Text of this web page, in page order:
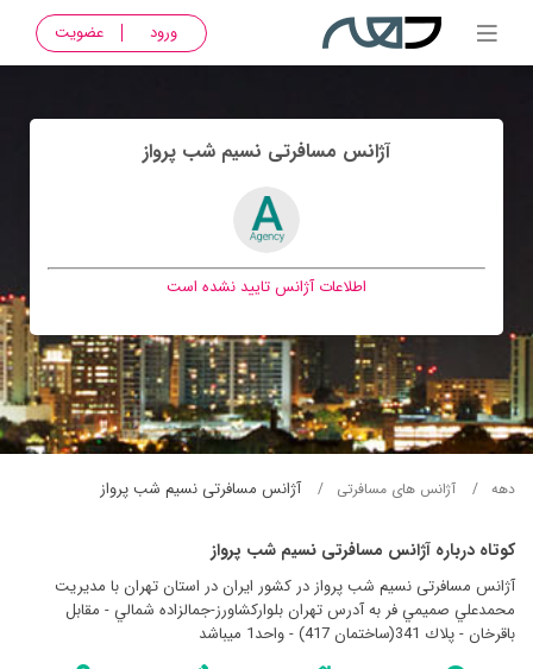
ورود عضویت
آژانس مسافرتی نسيم شب پرواز
اطلاعات آژانس تایید نشده است
دهه آژانس های مسافرتی آژانس مسافرتی نسيم شب پرواز
کوتاه درباره آژانس مسافرتی نسيم شب پرواز
آژانس مسافرتی نسيم شب پرواز در کشور ایران در استان تهران با مدیریت
محمدعلي صميمي فر به آدرس تهران بلواركشاورز-جمالزاده شمالي - مقابل
باقرخان - پلاك 341(ساختمان 417) - واحد1 میباشد